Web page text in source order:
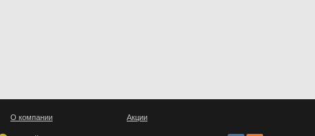
О компании Акции